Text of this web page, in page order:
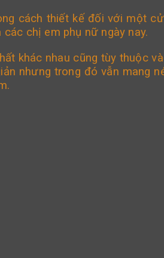
cách thiết kế đối với một
chị em phụ nữ ngày nay.
khác nhau cũng tùy thuộc
nhưng trong đó vẫn mang